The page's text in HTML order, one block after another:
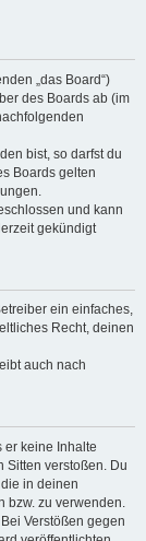
„das Board“)
des Boards ab (im
bist, so darfst du
Boards gelten
und kann
gekündigt
ein einfaches,
Recht, deinen
auch nach
er keine Inhalte
Sitten verstoßen. Du
in deinen
zu verwenden.
Verstößen gegen